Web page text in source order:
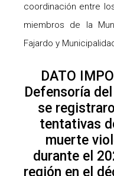
coordinación entre
miembros de la
Fajardo y
DATO
Defensoría
se
tentativas
muerte
durante el
región en el